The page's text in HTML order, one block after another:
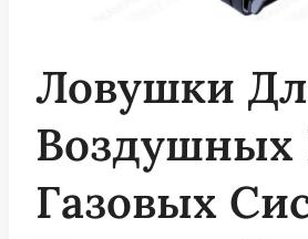
Ловушки
Газовых